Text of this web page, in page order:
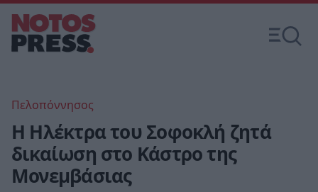
Πελοπόννησος
Η Ηλέκτρα του Σοφοκλή ζητά
δικαίωση στο Κάστρο της
Μονεμβάσιας